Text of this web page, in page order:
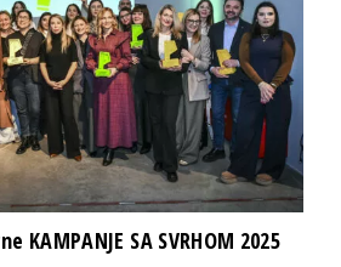
KAMPANJE SA SVRHOM 2025